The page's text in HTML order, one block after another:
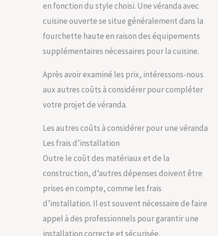
en fonction du style choisi. Une véranda avec
cuisine ouverte se situe généralement dans la
fourchette haute en raison des équipements
supplémentaires nécessaires pour la cuisine.
Après avoir examiné les prix, intéressons-nous
aux autres coûts à considérer pour compléter
votre projet de véranda.
Les autres coûts à considérer pour une véranda
Les frais d’installation
Outre le coût des matériaux et de la
construction, d’autres dépenses doivent être
prises en compte, comme les frais
d’installation. Il est souvent nécessaire de faire
appel à des professionnels pour garantir une
installation correcte et sécurisée.